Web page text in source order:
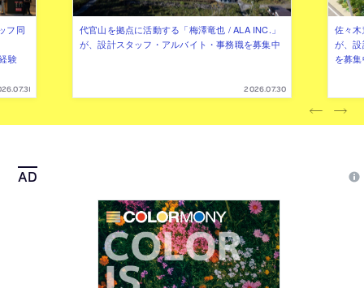
フ同
験
代官山を拠点に活動する「梅澤竜也 / ALA INC.」
が、設計スタッフ・アルバイト・事務職を募集中
2026.07.30
佐々
が、
を募